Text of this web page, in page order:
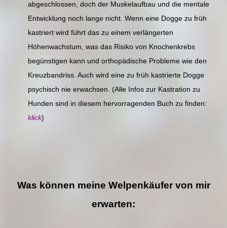
abgeschlossen, doch der Muskelaufbau und die mentale
Entwicklung noch lange nicht. Wenn eine Dogge zu früh
kastriert wird führt das zu einem verlängerten
Höhenwachstum, was das Risiko von Knochenkrebs
begünstigen kann und orthopädische Probleme wie den
Kreuzbandriss. Auch wird eine zu früh kastrierte Dogge
psychisch nie erwachsen. (Alle Infos zur Kastration zu
Hunden sind in diesem hervorragenden Buch zu finden:
klick)
Was können meine Welpenkäufer von mir
erwarten: